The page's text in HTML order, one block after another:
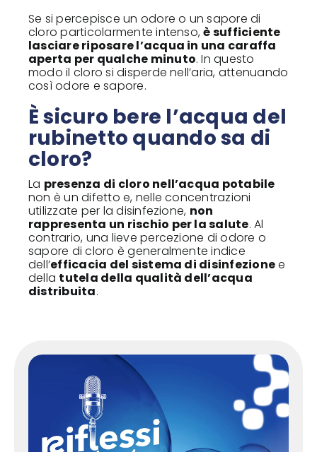
Se si percepisce un odore o un sapore di
cloro particolarmente intenso,è sufficiente
lasciare riposare l’acqua in una caraffa
aperta per qualche minuto. In questo
modo il cloro si disperde nell’aria, attenuando
così odore e sapore.
È sicuro bere l’acqua del
rubinetto quando sa di
cloro?
La presenza di cloro nell’acqua potabile
non è un difetto e, nelle concentrazioni
utilizzate per la disinfezione, non
rappresenta un rischio per la salute. Al
contrario, una lieve percezione di odore o
sapore di cloro è generalmente indice
dell’efficacia del sistema di disinfezionee
della tutela della qualità dell’acqua
distribuita.